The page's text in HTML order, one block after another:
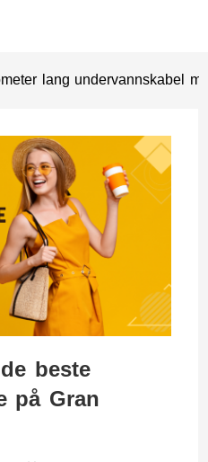
lang undervannskabel
beste
på Gran